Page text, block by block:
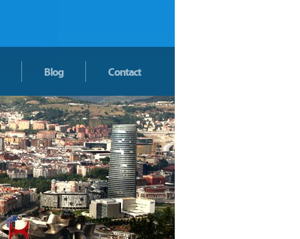
Blog Contact